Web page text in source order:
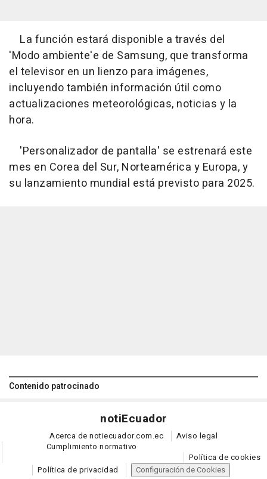
La función estará disponible a través del
'Modo ambiente'e de Samsung, que transforma
el televisor en un lienzo para imágenes,
incluyendo también información útil como
actualizaciones meteorológicas, noticias y la
hora.
'Personalizador de pantalla' se estrenará este
mes en Corea del Sur, Norteamérica y Europa, y
su lanzamiento mundial está previsto para 2025.
Contenido patrocinado
notiEcuador
Acerca de notiecuador.com.ec
Aviso legal
Cumplimiento normativo
Política de cookies
Política de privacidad
Configuración de Cookies